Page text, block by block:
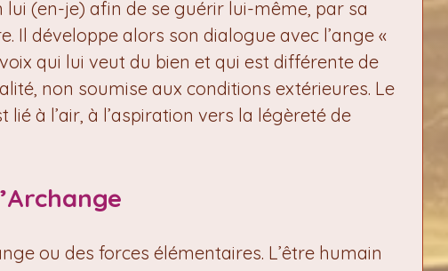
lui (en-je) afin de se guérir lui-même, par sa
Il développe alors son dialogue avec l’ange «
qui lui veut du bien et qui est différente de
non soumise aux conditions extérieures. Le
lié à l’air, à l’aspiration vers la légèreté de
ou des forces élémentaires. L’être humain